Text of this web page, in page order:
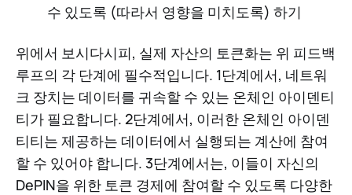
수 있도록 (따라서 영향을 미치도록) 하기
위에서 보시다시피, 실제 자산의 토큰화는 위 피드백
루프의 각 단계에 필수적입니다. 1단계에서, 네트워
크 장치는 데이터를 귀속할 수 있는 온체인 아이덴티
티가 필요합니다. 2단계에서, 이러한 온체인 아이덴
티티는 제공하는 데이터에서 실행되는 계산에 참여
할 수 있어야 합니다. 3단계에서는, 이들이 자신의
DePIN을 위한 토큰 경제에 참여할 수 있도록 다양한